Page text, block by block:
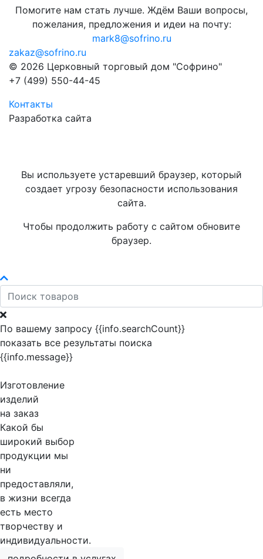
Помогите нам стать лучше. Ждём Ваши вопросы,
пожелания, предложения и идеи на почту:
mark8@sofrino.ru
zakaz@sofrino.ru
© 2026 Церковный торговый дом "Софрино"
+7 (499) 550-44-45
Контакты
Разработка сайта
Вы используете устаревший браузер, который
создает угрозу безопасности использования
сайта.
Чтобы продолжить работу с сайтом обновите
браузер.
По вашему запросу {{info.searchCount}}
показать все результаты поиска
{{info.message}}
Изготовление
изделий
на заказ
Какой бы
широкий выбор
продукции мы
ни
предоставляли,
в жизни всегда
есть место
творчеству и
индивидуальности.